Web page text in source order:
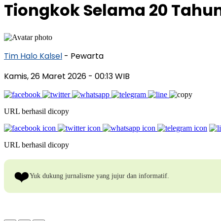
Tiongkok Selama 20
Tim Halo Kalsel - Pewarta
Kamis, 26 Maret 2026 - 00:13 WIB
URL berhasil dicopy
URL berhasil dicopy
❤️Yuk dukung jurnalisme yang jujur dan informatif.